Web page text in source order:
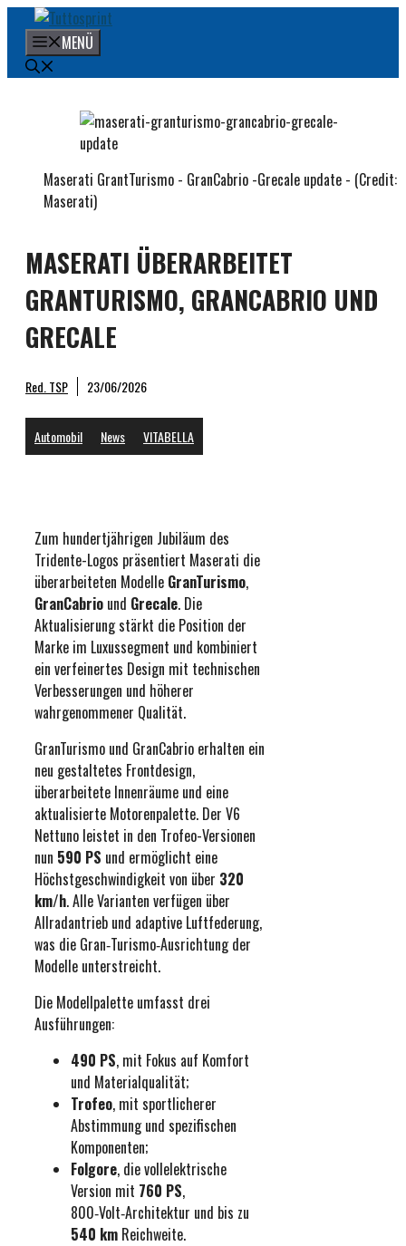
Inhalt
springen
MENÜ
MASERATI ÜBERARBEITET
GRANTURISMO, GRANCABRIO UND
GRECALE
Red. TSP 23/06/2026
Automobil News VITABELLA
Maserati GrantTurismo - GranCabrio -Grecale update - (Credit:
Maserati)
Zum hundertjährigen Jubiläum des
Tridente-Logos präsentiert Maserati die
überarbeiteten Modelle GranTurismo,
GranCabrio und Grecale. Die
Aktualisierung stärkt die Position der
Marke im Luxussegment und kombiniert
ein verfeinertes Design mit technischen
Verbesserungen und höherer
wahrgenommener Qualität.
GranTurismo und GranCabrio erhalten ein
neu gestaltetes Frontdesign,
überarbeitete Innenräume und eine
aktualisierte Motorenpalette. Der V6
Nettuno leistet in den Trofeo-Versionen
nun 590 PS und ermöglicht eine
Höchstgeschwindigkeit von über 320
km/h. Alle Varianten verfügen über
Allradantrieb und adaptive Luftfederung,
was die Gran‑Turismo‑Ausrichtung der
Modelle unterstreicht.
Die Modellpalette umfasst drei
Ausführungen:
490 PS, mit Fokus auf Komfort
und Materialqualität;
Trofeo, mit sportlicherer
Abstimmung und spezifischen
Komponenten;
Folgore, die vollelektrische
Version mit 760 PS,
800‑Volt‑Architektur und bis zu
540 km Reichweite.